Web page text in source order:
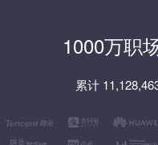
1000万职
累计